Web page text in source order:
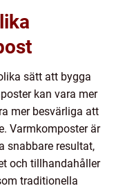
sätt att bygga
kan vara mer
mer besvärliga att
Varmkomposter är
snabbare resultat,
och tillhandahåller
traditionella